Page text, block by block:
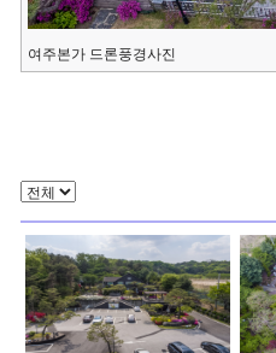
여주본가 드론풍경사진